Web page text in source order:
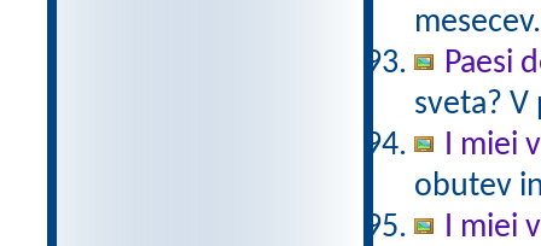
mesecev.
Paesi
sveta?
I miei
obutev
I miei